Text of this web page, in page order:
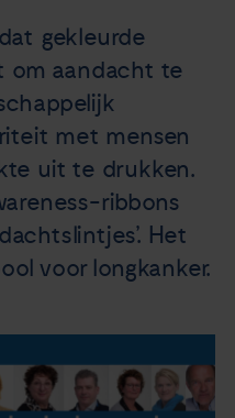
gekleurde
om aandacht te
met mensen
uit te drukken.
ribbons
Het
voor longkanker.